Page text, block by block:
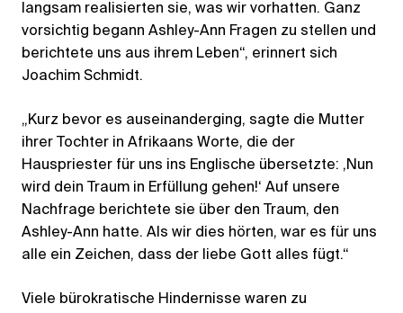
langsam realisierten sie, was wir vorhatten. Ganz
vorsichtig begann Ashley-Ann Fragen zu stellen und
berichtete uns aus ihrem Leben“, erinnert sich
Joachim Schmidt.
„Kurz bevor es auseinanderging, sagte die Mutter
ihrer Tochter in Afrikaans Worte, die der
Hauspriester für uns ins Englische übersetzte: ‚Nun
wird dein Traum in Erfüllung gehen!‘ Auf unsere
Nachfrage berichtete sie über den Traum, den
Ashley-Ann hatte. Als wir dies hörten, war es für uns
alle ein Zeichen, dass der liebe Gott alles fügt.“
Viele bürokratische Hindernisse waren zu